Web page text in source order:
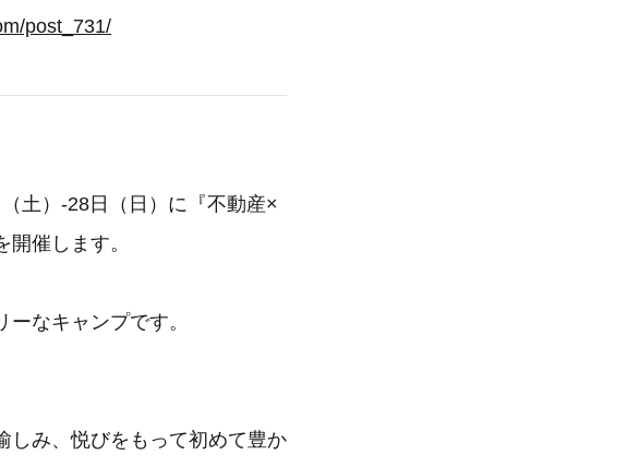
post_731/
土）-28日（日）に『不動産×
催します。
なキャンプです。
しみ、悦びをもって初めて豊か